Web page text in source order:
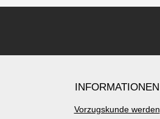
INFORMATIONEN
Vorzugskunde werden